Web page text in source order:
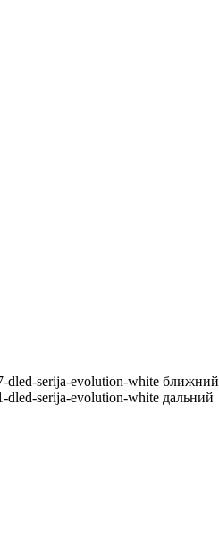
dled-serija-evolution-white ближний
dled-serija-evolution-white дальний